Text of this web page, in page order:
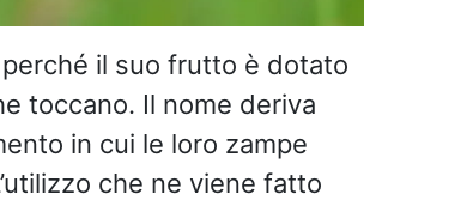
il suo frutto è dotato
toccano. Il nome deriva
in cui le loro zampe
che ne viene fatto